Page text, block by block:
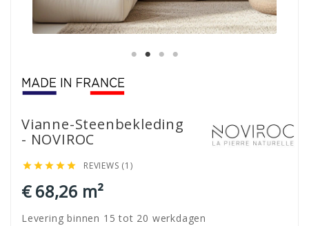
Vianne-Steenbekleding
- NOVIROC
     REVIEWS (1)
€ 68,26 m²
Levering binnen 15 tot 20 werkdagen